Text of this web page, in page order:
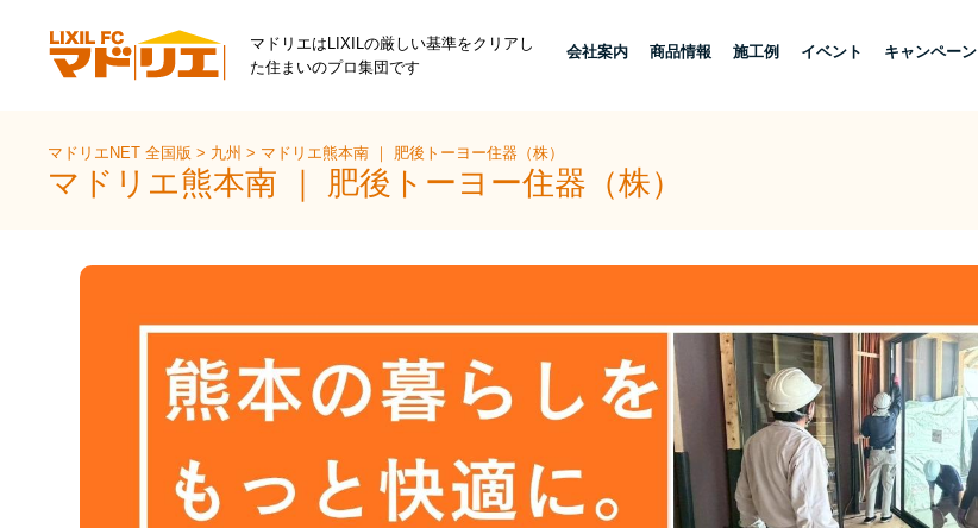
マドリエはLIXILの厳しい基準をクリアし
た住まいのプロ集団です
会社案内 商品情報 施工例 イベント キャンペーン
マドリエNET 全国版> 九州> マドリエ熊本南 ｜ 肥後トーヨー住器（株）
マドリエ熊本南 ｜ 肥後トーヨー住器（株）